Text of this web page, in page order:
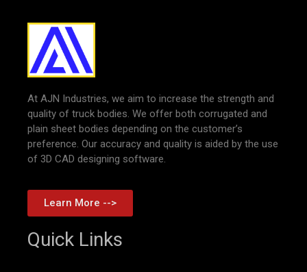
At AJN Industries, we aim to increase the strength and
quality of truck bodies. We offer both corrugated and
plain sheet bodies depending on the customer’s
preference. Our accuracy and quality is aided by the use
of 3D CAD designing software.
Learn More -->
Quick Links